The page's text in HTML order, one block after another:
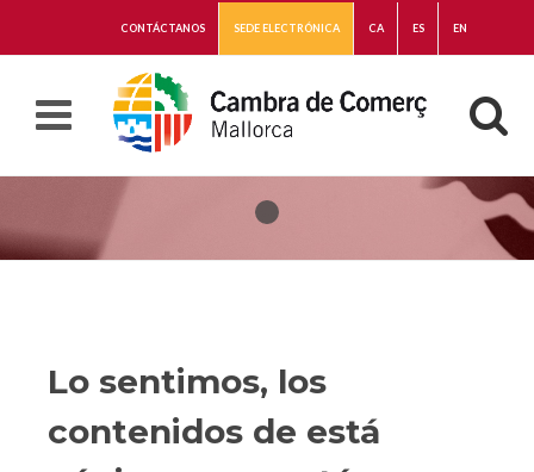
CONTÁCTANOS SEDE ELECTRÓNICA CA ES EN
Lo sentimos, los
contenidos de está